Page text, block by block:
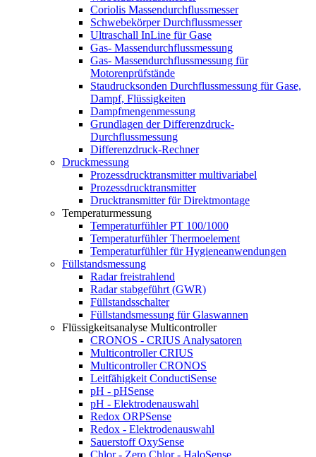
Coriolis Massendurchflussmesser
Schwebekörper Durchflussmesser
Ultraschall InLine für Gase
Gas- Massendurchflussmessung
Gas- Massendurchflussmessung für
Motorenprüfstände
Staudrucksonden Durchflussmessung für Gase,
Dampf, Flüssigkeiten
Dampfmengenmessung
Grundlagen der Differenzdruck-
Durchflussmessung
Differenzdruck-Rechner
Druckmessung
Prozessdrucktransmitter multivariabel
Prozessdrucktransmitter
Drucktransmitter für Direktmontage
Temperaturmessung
Temperaturfühler PT 100/1000
Temperaturfühler Thermoelement
Temperaturfühler für Hygieneanwendungen
Füllstandsmessung
Radar freistrahlend
Radar stabgeführt (GWR)
Füllstandsschalter
Füllstandsmessung für Glaswannen
Flüssigkeitsanalyse Multicontroller
CRONOS - CRIUS Analysatoren
Multicontroller CRIUS
Multicontroller CRONOS
Leitfähigkeit ConductiSense
pH - pHSense
pH - Elektrodenauswahl
Redox ORPSense
Redox - Elektrodenauswahl
Sauerstoff OxySense
Chlor - Zero Chlor - HaloSense